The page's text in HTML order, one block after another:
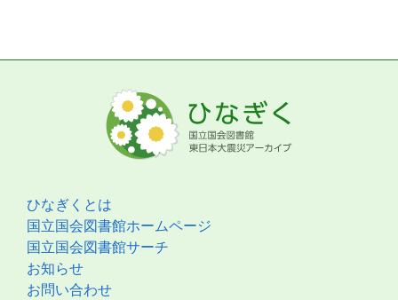
ひなぎくとは
国立国会図書館ホームページ
国立国会図書館サーチ
お知らせ
お問い合わせ